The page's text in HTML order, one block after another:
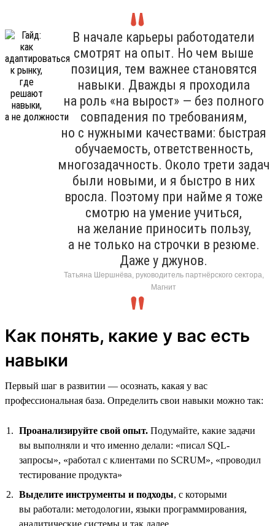
В начале карьеры работодатели
смотрят на опыт. Но чем выше
позиция, тем важнее становятся
навыки. Дважды я проходила
на роль «на вырост» — без полного
совпадения по требованиям,
но с нужными качествами: быстрая
обучаемость, ответственность,
многозадачность. Около трети задач
были новыми, и я быстро в них
вросла. Поэтому при найме я тоже
смотрю на умение учиться,
на желание приносить пользу,
а не только на строчки в резюме.
Даже у джунов.
Татьяна Шершнёва, руководитель партнёрского сектора,
Магнит
Как понять, какие у вас есть
навыки
Первый шаг в развитии — осознать, какая у вас
профессиональная база. Определить свои навыки можно так:
Проанализируйте свой опыт. Подумайте, какие задачи
вы выполняли и что именно делали: «писал SQL-
запросы», «работал с клиентами по SCRUM», «проводил
тестирование продукта»
Выделите инструменты и подходы, с которыми
вы работали: методологии, языки программирования,
аналитические системы и так далее